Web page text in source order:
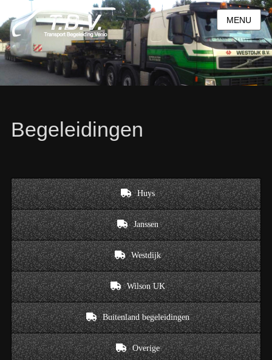
MENU
Begeleidingen
Huys
Janssen
Westdijk
Wilson UK
Buitenland begeleidingen
Overige